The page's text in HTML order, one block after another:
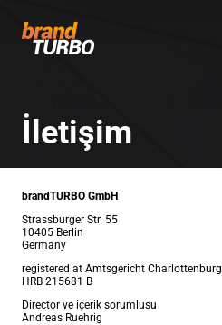
İletişim
brandTURBO GmbH
Strassburger Str. 55
10405 Berlin
Germany
registered at Amtsgericht Charlottenburg
HRB 215681 B
Director ve içerik sorumlusu
Andreas Ruehrig